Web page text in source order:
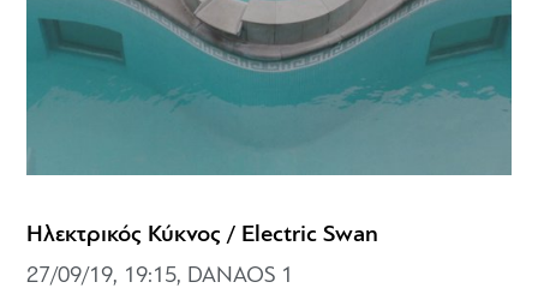
Ηλεκτρικός Κύκνος / Electric Swan
27/09/19, 19:15, DANAOS 1